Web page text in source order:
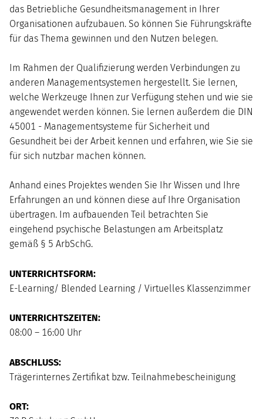
10
11 15
17
18 19 20
23
24
26 27 29
das Betriebliche Gesundheitsmanagement in Ihrer
Organisationen aufzubauen. So können Sie Führungskräfte
für das Thema gewinnen und den Nutzen belegen.
Im Rahmen der Qualifizierung werden Verbindungen zu
anderen Managementsystemen hergestellt. Sie lernen,
welche Werkzeuge Ihnen zur Verfügung stehen und wie sie
angewendet werden können. Sie lernen außerdem die DIN
45001 - Managementsysteme für Sicherheit und
Gesundheit bei der Arbeit kennen und erfahren, wie Sie sie
für sich nutzbar machen können.
Anhand eines Projektes wenden Sie Ihr Wissen und Ihre
Erfahrungen an und können diese auf Ihre Organisation
übertragen. Im aufbauenden Teil betrachten Sie
eingehend psychische Belastungen am Arbeitsplatz
gemäß § 5 ArbSchG.
UNTERRICHTSFORM:
E-Learning/ Blended Learning / Virtuelles Klassenzimmer
UNTERRICHTSZEITEN:
08:00 – 16:00 Uhr
ABSCHLUSS:
Trägerinternes Zertifikat bzw. Teilnahmebescheinigung
ORT: